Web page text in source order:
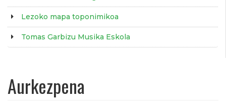
Lezoko mapa toponimikoa
Tomas Garbizu Musika Eskola
Aurkezpena